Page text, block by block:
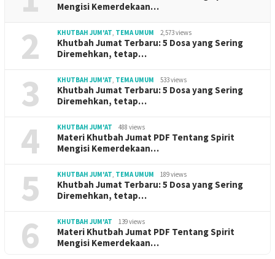
Mengisi Kemerdekaan…
2 KHUTBAH JUM'AT, TEMA UMUM 2,573 views
Khutbah Jumat Terbaru: 5 Dosa yang Sering
Diremehkan, tetap…
3 KHUTBAH JUM'AT, TEMA UMUM 533 views
Khutbah Jumat Terbaru: 5 Dosa yang Sering
Diremehkan, tetap…
4 KHUTBAH JUM'AT 488 views
Materi Khutbah Jumat PDF Tentang Spirit
Mengisi Kemerdekaan…
5 KHUTBAH JUM'AT, TEMA UMUM 189 views
Khutbah Jumat Terbaru: 5 Dosa yang Sering
Diremehkan, tetap…
6 KHUTBAH JUM'AT 139 views
Materi Khutbah Jumat PDF Tentang Spirit
Mengisi Kemerdekaan…